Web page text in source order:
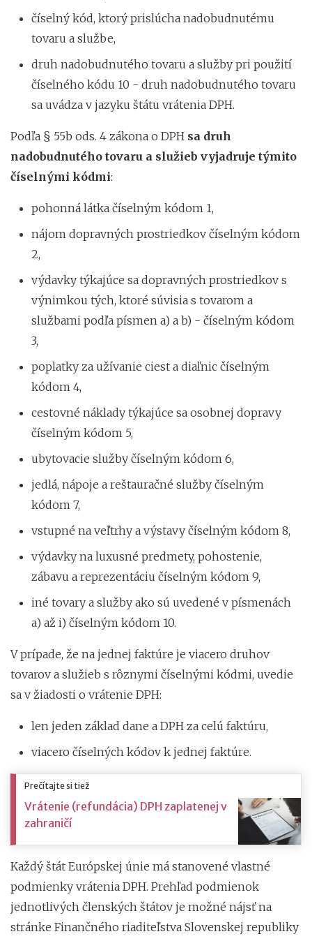
číselný kód, ktorý prislúcha nadobudnutému
tovaru a službe,
druh nadobudnutého tovaru a služby pri použití
číselného kódu 10 - druh nadobudnutého tovaru
sa uvádza v jazyku štátu vrátenia DPH.
Podľa § 55b ods. 4 zákona o DPH sa druh
nadobudnutého tovaru a služieb vyjadruje týmito
číselnými kódmi:
pohonná látka číselným kódom 1,
nájom dopravných prostriedkov číselným kódom
2,
výdavky týkajúce sa dopravných prostriedkov s
výnimkou tých, ktoré súvisia s tovarom a
službami podľa písmen a) a b) - číselným kódom
3,
poplatky za užívanie ciest a diaľnic číselným
kódom 4,
cestovné náklady týkajúce sa osobnej dopravy
číselným kódom 5,
ubytovacie služby číselným kódom 6,
jedlá, nápoje a reštauračné služby číselným
kódom 7,
vstupné na veľtrhy a výstavy číselným kódom 8,
výdavky na luxusné predmety, pohostenie,
zábavu a reprezentáciu číselným kódom 9,
iné tovary a služby ako sú uvedené v písmenách
a) až i) číselným kódom 10.
V prípade, že na jednej faktúre je viacero druhov
tovarov a služieb s rôznymi číselnými kódmi, uvedie
sa v žiadosti o vrátenie DPH:
len jeden základ dane a DPH za celú faktúru,
viacero číselných kódov k jednej faktúre.
Prečítajte si tiež
Vrátenie (refundácia) DPH zaplatenej v
zahraničí
Každý štát Európskej únie má stanovené vlastné
podmienky vrátenia DPH. Prehľad podmienok
jednotlivých členských štátov je možné nájsť na
stránke Finančného riaditeľstva Slovenskej republiky